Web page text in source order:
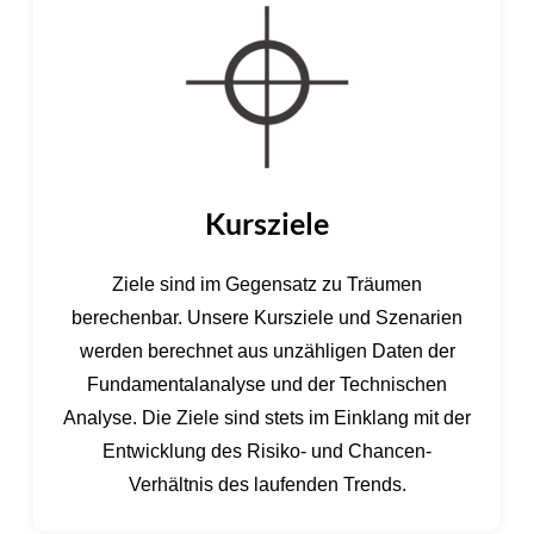
Kursziele
Ziele sind im Gegensatz zu Träumen
berechenbar. Unsere Kursziele und Szenarien
werden berechnet aus unzähligen Daten der
Fundamentalanalyse und der Technischen
Analyse. Die Ziele sind stets im Einklang mit der
Entwicklung des Risiko- und Chancen-
Verhältnis des laufenden Trends.